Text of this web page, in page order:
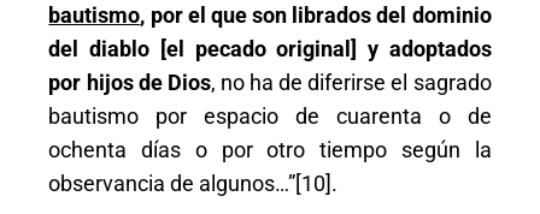
bautismo, por el que son librados del dominio
del diablo [el pecado original] y adoptados
por hijos de Dios, no ha de diferirse el sagrado
bautismo por espacio de cuarenta o de
ochenta días o por otro tiempo según la
observancia de algunos…”[10].